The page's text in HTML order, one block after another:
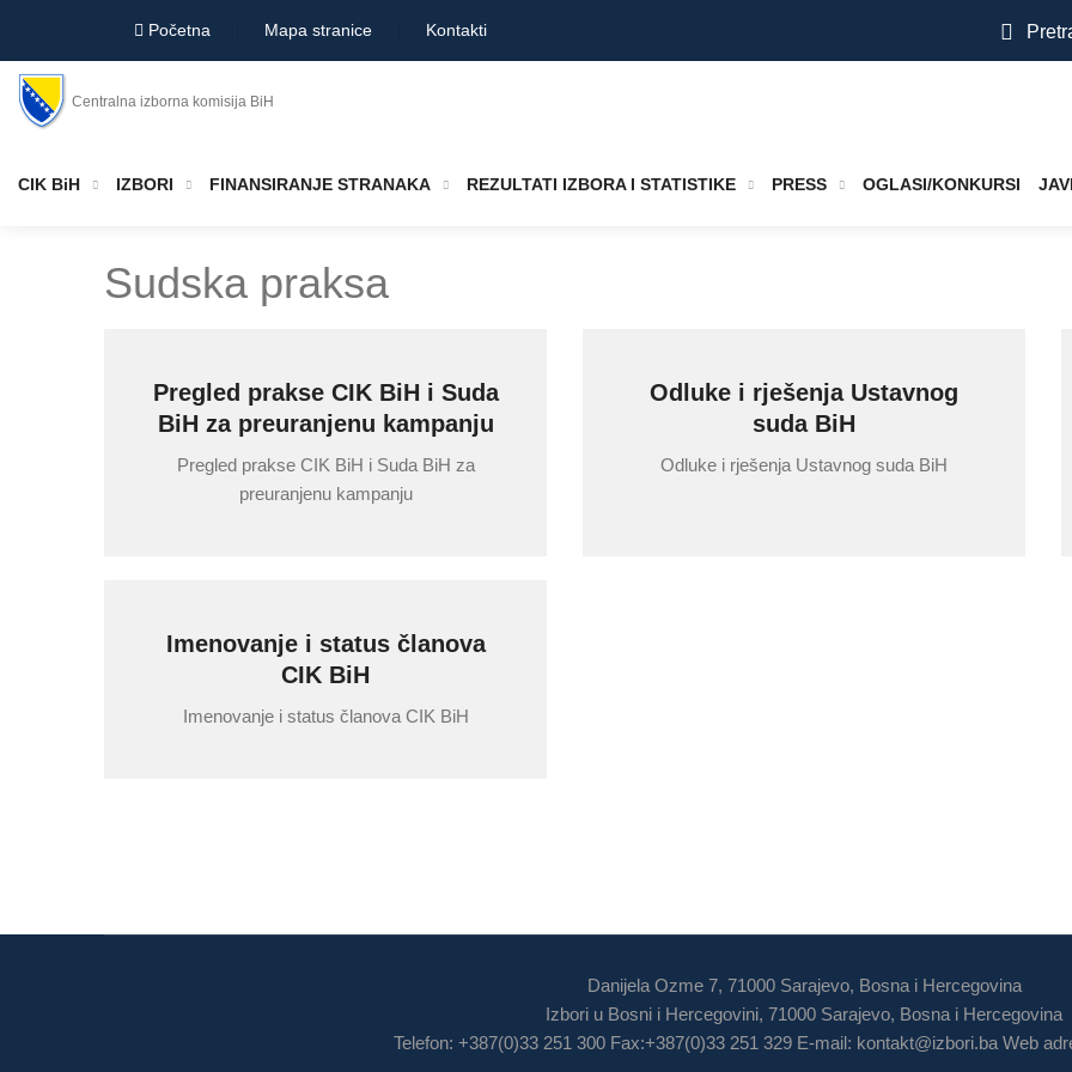
Početna Mapa stranice Kontakti
Centralna izborna komisija BiH
CIK BiH IZBORI FINANSIRANJE STRANAKA REZULTATI IZBORA I STATISTIKE PRESS OGLASI/KONKURSI
Sudska praksa
Pregled prakse CIK BiH i Suda
BiH za preuranjenu kampanju
Pregled prakse CIK BiH i Suda BiH za
preuranjenu kampanju
Odluke i rješenja Ustavnog
suda BiH
Odluke i rješenja Ustavnog suda BiH
Imenovanje i status članova
CIK BiH
Imenovanje i status članova CIK BiH
Danijela Ozme 7, 71000 Sarajevo, Bosna i Hercegovina
Izbori u Bosni i Hercegovini, 71000 Sarajevo, Bosna i Hercegovina
Telefon: +387(0)33 251 300 Fax:+387(0)33 251 329 E-mail: kontakt@izbori.baWeb